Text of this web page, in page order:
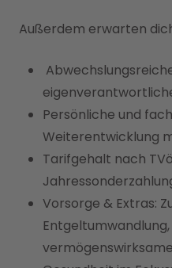
Außerdem erwarten
Persönliche und
Weiterentwicklung
Tarifgehalt nach
Vorsorge & Extras:
Entgeltumwandlung,